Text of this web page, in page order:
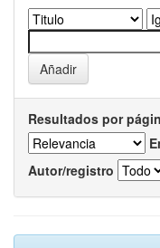
Resultados por
Autor/registro